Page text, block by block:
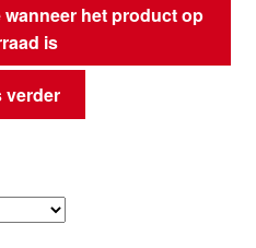
het product op
is
verder